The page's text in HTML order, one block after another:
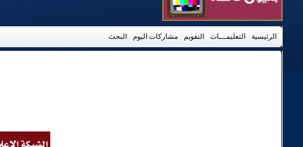
الرئيسية التعليمـــات التقويم مشاركات اليوم البحث